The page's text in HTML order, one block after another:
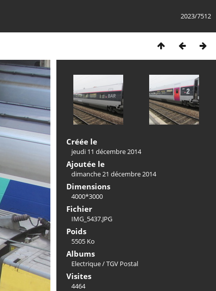
2023/7512
Créée le
jeudi 11 décembre 2014
Ajoutée le
dimanche 21 décembre 2014
Dimensions
4000*3000
Fichier
IMG_5437.JPG
Poids
5505 Ko
Albums
Electrique/TGV Postal
Visites
4464